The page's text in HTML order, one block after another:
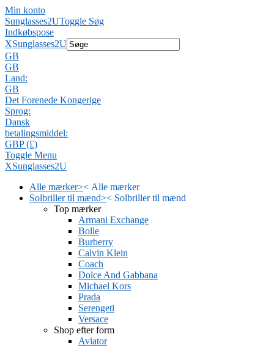
Min konto
Sunglasses2UToggle Søg
Indkøbspose
XSunglasses2U
GB
GB
Land:
GB
Det Forenede Kongerige
Sprog:
Dansk
betalingsmiddel:
GBP (£)
Toggle Menu
XSunglasses2U
Alle mærker>< Alle mærker
Solbriller til mænd>< Solbriller til mænd
Top mærker
Armani Exchange
Bolle
Burberry
Calvin Klein
Coach
Dolce And Gabbana
Michael Kors
Prada
Serengeti
Versace
Shop efter form
Aviator